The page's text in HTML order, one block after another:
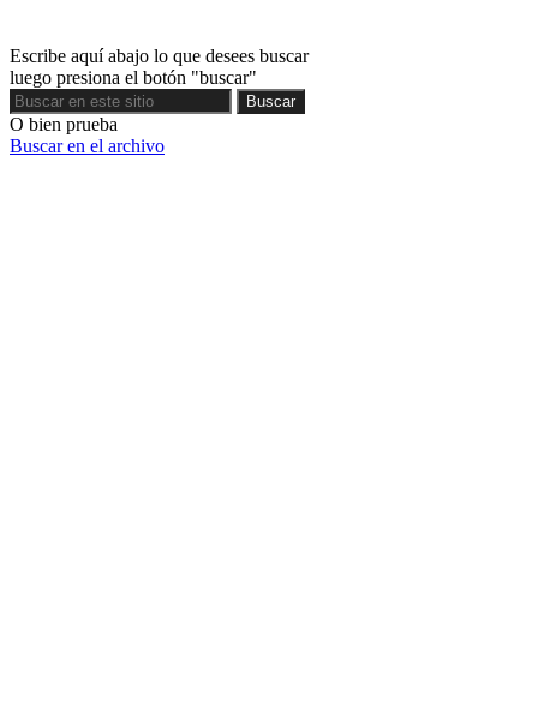
Escribe aquí abajo lo que desees buscar
luego presiona el botón "buscar"
Buscar
Buscar
O bien prueba
Buscar en el archivo